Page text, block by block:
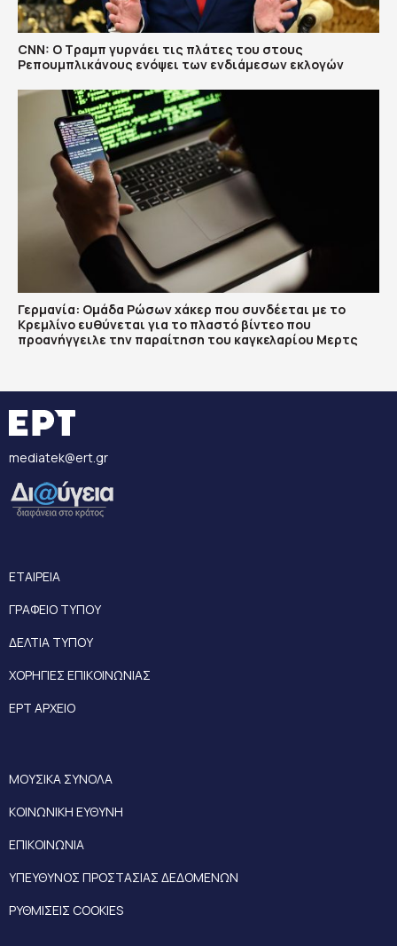
CNN: Ο Τραμπ γυρνάει τις πλάτες του στους
Ρεπουμπλικάνους ενόψει των ενδιάμεσων εκλογών
Γερμανία: Ομάδα Ρώσων χάκερ που συνδέεται με το
Κρεμλίνο ευθύνεται για το πλαστό βίντεο που
προανήγγειλε την παραίτηση του καγκελαρίου Μερτς
mediatek@ert.gr
ΕΤΑΙΡΕΙΑ
ΓΡΑΦΕΙΟ ΤΥΠΟΥ
ΔΕΛΤΙΑ ΤΥΠΟΥ
ΧΟΡΗΓΙΕΣ ΕΠΙΚΟΙΝΩΝΙΑΣ
ΕΡΤ ΑΡΧΕΙΟ
ΜΟΥΣΙΚΑ ΣΥΝΟΛΑ
ΚΟΙΝΩΝΙΚΗ ΕΥΘΥΝΗ
ΕΠΙΚΟΙΝΩΝΙΑ
ΥΠΕΥΘΥΝΟΣ ΠΡΟΣΤΑΣΙΑΣ ΔΕΔΟΜΕΝΩΝ
ΡΥΘΜΙΣΕΙΣ COOKIES